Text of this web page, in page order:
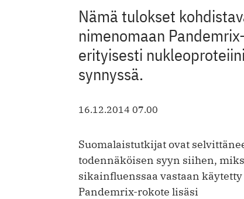
Nämä tulokset
nimenomaan
erityisesti
synnyssä.
16.12.2014 07.00
Suomalaistutkijat ovat
todennäköisen syyn siihen,
sikainfluenssaa vastaan käytetty
Pandemrix-rokote lisäsi